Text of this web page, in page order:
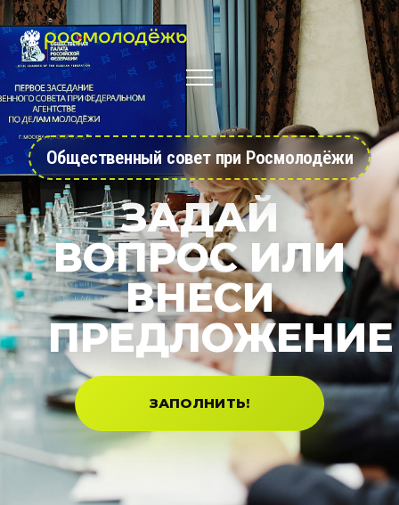
Общественный совет при Росмолодёжи
ЗАДАЙ
ВОПРОС ИЛИ
ВНЕСИ
ПРЕДЛОЖЕНИЕ
ЗАПОЛНИТЬ!